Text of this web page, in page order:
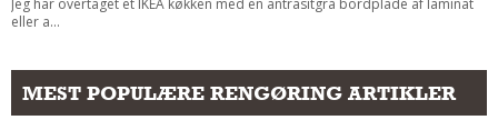
Jeg har overtaget et IKEA køkken med en antrasitgrå bordplade af laminat
eller a...
MEST POPULÆRE RENGØRING ARTIKLER